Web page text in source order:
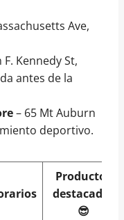
Ave,
F. Kennedy St,
antes de la
– 65 Mt Auburn
deportivo.
Productos
destacados
😎